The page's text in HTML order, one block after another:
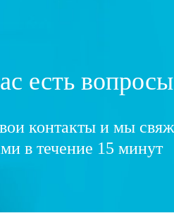
есть
контакты и мы
в течение 15 минут